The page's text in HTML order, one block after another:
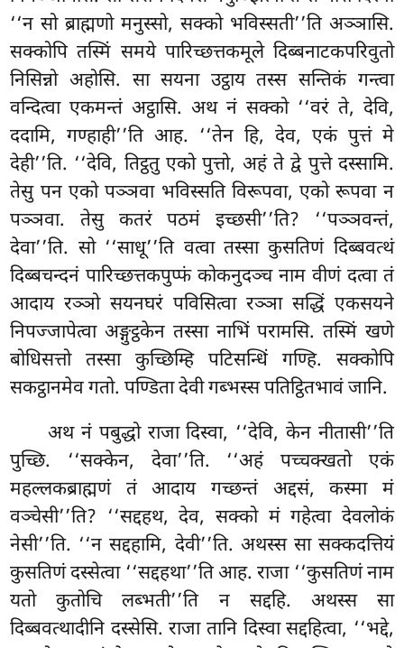
‘‘न सो ब्राह्मणो मनुस्सो, सक्को भविस्सती’’ति अञ्ञासि.
सक्कोपि तस्मिं समये पारिच्छत्तकमूले दिब्बनाटकपरिवुतो
निसिन्नो अहोसि. सा सयना उट्ठाय तस्स सन्तिकं गन्त्वा
वन्दित्वा एकमन्तं अट्ठासि. अथ नं सक्को ‘‘वरं ते, देवि,
ददामि, गण्हाही’’ति आह. ‘‘तेन हि, देव, एकं पुत्तं मे
देही’’ति. ‘‘देवि, तिट्ठतु एको पुत्तो, अहं ते द्वे पुत्ते दस्सामि.
तेसु पन एको पञ्ञवा भविस्सति विरूपवा, एको रूपवा न
पञ्ञवा. तेसु कतरं पठमं इच्छसी’’ति? ‘‘पञ्ञवन्तं,
देवा’’ति. सो ‘‘साधू’’ति वत्वा तस्सा कुसतिणं दिब्बवत्थं
दिब्बचन्दनं पारिच्छत्तकपुप्फं कोकनुदञ्च नाम वीणं दत्वा तं
आदाय रञ्ञो सयनघरं पविसित्वा रञ्ञा सद्धिं एकसयने
निपज्जापेत्वा अङ्गुट्ठकेन तस्सा नाभिं परामसि. तस्मिं खणे
बोधिसत्तो तस्सा कुच्छिम्हि पटिसन्धिं गण्हि. सक्कोपि
सकट्ठानमेव गतो. पण्डिता देवी गब्भस्स पतिट्ठितभावं जानि.
अथ नं पबुद्धो राजा दिस्वा, ‘‘देवि, केन नीतासी’’ति
पुच्छि. ‘‘सक्केन, देवा’’ति. ‘‘अहं पच्चक्खतो एकं
महल्लकब्राह्मणं तं आदाय गच्छन्तं अद्दसं, कस्मा मं
वञ्चेसी’’ति? ‘‘सद्दहथ, देव, सक्को मं गहेत्वा देवलोकं
नेसी’’ति. ‘‘न सद्दहामि, देवी’’ति. अथस्स सा सक्कदत्तियं
कुसतिणं दस्सेत्वा ‘‘सद्दहथा’’ति आह. राजा ‘‘कुसतिणं नाम
यतो कुतोचि लब्भती’’ति न सद्दहि. अथस्स सा
दिब्बवत्थादीनि दस्सेसि. राजा तानि दिस्वा सद्दहित्वा, ‘‘भद्दे,